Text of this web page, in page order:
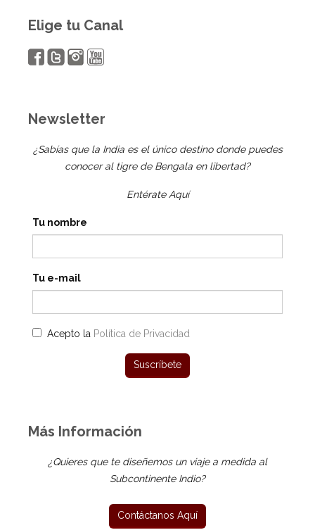
Elige tu Canal
Newsletter
¿Sabías que la India es el único destino donde puedes
conocer al tigre de Bengala en libertad?
Entérate Aquí
Tu nombre
Tu e-mail
Acepto la Política de Privacidad
Más Información
¿Quieres que te diseñemos un viaje a medida al
Subcontinente Indio?